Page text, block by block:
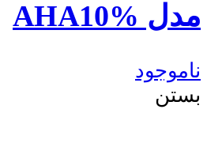
مدل AHA10%
ناموجود
بستن